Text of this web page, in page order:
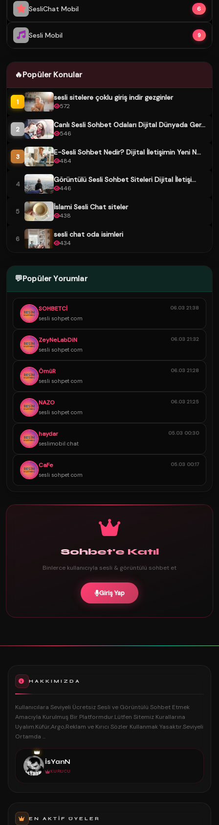
SesliChat Mobil 6
Sesli Mobil 9
🔥Popüler Konular
1 sesli sitelere çoklu giriş indir gezginler
572
2 Canlı Sesli Sohbet Odaları Dijital Dünyada Ger...
546
3 E-Sesli Sohbet Nedir? Dijital İletişimin Yeni N...
484
4 Görüntülü Sesli Sohbet Siteleri Dijital İletişi...
446
5 İslami Sesli Chat siteler
438
6 sesli chat oda isimleri
434
💬Popüler Yorumlar
SOHBETCİ
sesli sohpet com
06.03 21:38
ZeyNeLabDiN
sesli sohpet com
06.03 21:32
ÖmüR
sesli sohpet com
06.03 21:28
NAZO
sesli sohpet com
06.03 21:25
haydar
seslimobil chat
05.03 00:30
CaFe
sesli sohpet com
05.03 00:17
Sohbet'e Katıl
Binlerce kullanıcıyla sesli & görüntülü sohbet et
Giriş Yap
HAKKIMIZDA
Kullanıcılara Seviyeli Ücretsiz Sesli ve Görüntülü Sohbet Etmek
Amacıyla Kurulmuş Bir Platformdur.Lütfen Sitemiz Kurallarına
Uyalım.Küfür,Argo,Reklam ve Kırıcı Sözler Kullanmak Yasaktır.Seviyeli
Ortamda ...
👑
İsYanN
KURUCU
EN AKTIF ÜYELER